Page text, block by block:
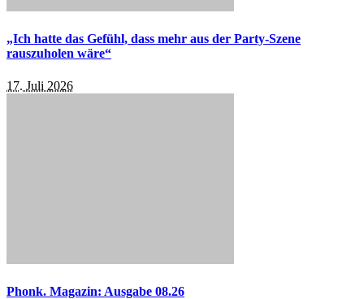
„Ich hatte das Gefühl, dass mehr aus der Party-Szene
rauszuholen wäre“
17. Juli 2026
Phonk. Magazin: Ausgabe 08.26